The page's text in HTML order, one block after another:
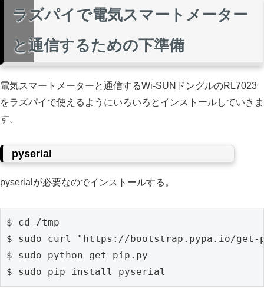
ラズパイで電気スマートメーター
と通信するための下準備
電気スマートメーターと通信するWi-SUNドングルのRL7023
をラズパイで使えるようにいろいろとインストールしていきま
す。
pyserial
pyserialが必要なのでインストールする。
$ cd /tmp
$ sudo curl "https://bootstrap.pypa.io/
$ sudo python get-pip.py
$ sudo pip install pyserial